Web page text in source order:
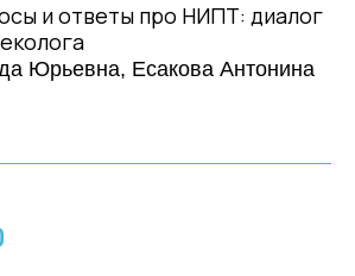
и ответы про НИПТ: диалог
Юрьевна, Есакова Антонина